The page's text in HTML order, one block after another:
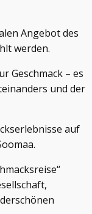
Angebot des
werden.
Geschmack – es
und der
auf